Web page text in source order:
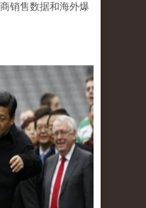
销售数据和海外爆